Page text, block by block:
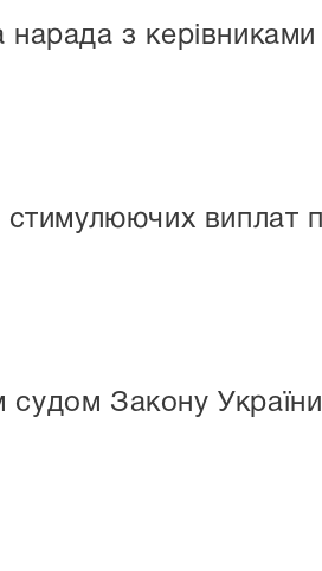
з керівниками
стимулюючих виплат
судом Закону